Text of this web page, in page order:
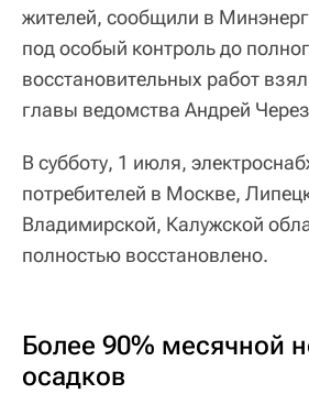
жителей, сообщили в
под особый контроль до
восстановительных работ
главы ведомства Андрей
В субботу, 1 июля,
потребителей в Москве,
Владимирской, Калужской
полностью восстановлено.
Более 90% месячной
осадков